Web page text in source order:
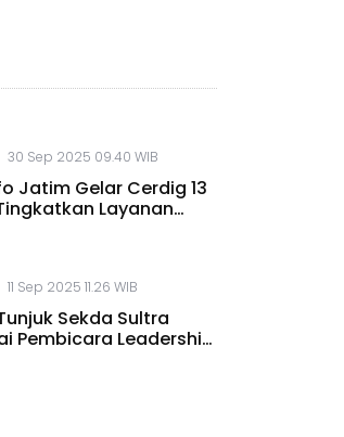
30 Sep 2025 09.40 WIB
Jatim Gelar Cerdig 13
Layanan
11 Sep 2025 11.26 WIB
Sekda Sultra
Pembicara Leadership